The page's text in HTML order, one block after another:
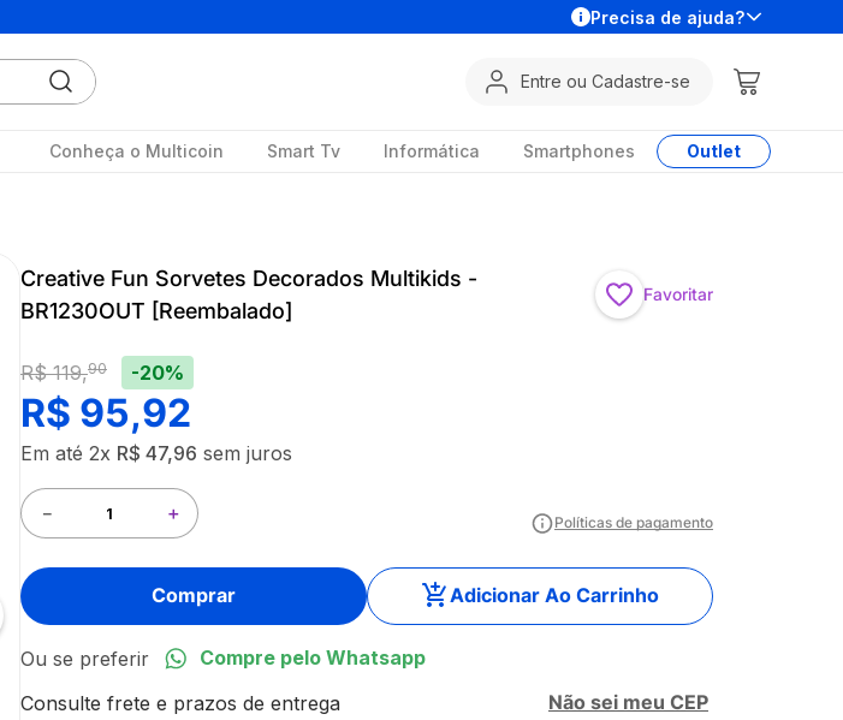
Precisa de ajuda?
Entre ou Cadastre-se
Conheça o Multicoin Smart Tv Informática Smartphones Outlet
Creative Fun Sorvetes Decorados Multikids -
BR1230OUT [Reembalado]
Favoritar
R$ 119,90 -20%
R$ 95,92
Em até 2x R$ 47,96 sem juros
＋
－ Políticas de pagamento
Comprar Adicionar Ao Carrinho
Compre pelo Whatsapp
Não sei meu CEP